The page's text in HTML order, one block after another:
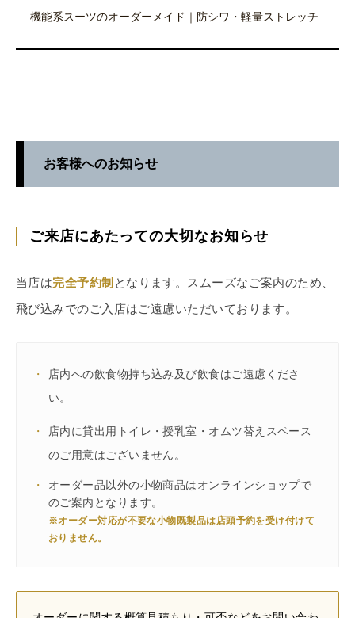
機能系スーツのオーダーメイド｜防シワ・軽量ストレッチ
お客様へのお知らせ
ご来店にあたっての大切なお知らせ
当店は完全予約制 となります。スムーズなご案内のため、
飛び込みでのご入店はご遠慮いただいております。
・
店内への飲食物持ち込み及び飲食はご遠慮くださ
い。
・
店内に貸出用トイレ・授乳室・オムツ替えスペース
のご用意はございません。
・
オーダー品以外の小物商品はオンラインショップで
のご案内となります。
※オーダー対応が不要な小物既製品は店頭予約を受け付けて
おりません。